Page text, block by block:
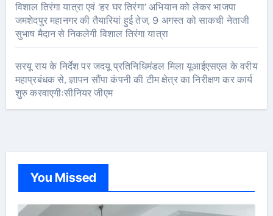
विशाल तिरंगा यात्रा एवं ‘हर घर तिरंगा’ अभियान को लेकर भाजपा
जमशेदपुर महानगर की तैयारियां हुई तेज, 9 अगस्त को साकची नेताजी
सुभाष मैदान से निकलेगी विशाल तिरंगा यात्रा
सरयू राय के निर्देश पर जदयू प्रतिनिधिमंडल मिला यूआईएसएल के वरीय
महाप्रबंधक से, ज्ञापन सौंपा कंपनी की टीम क्षेत्र का निरीक्षण कर कार्य
शुरु करवाएगीःसीनियर जीएम
You Missed